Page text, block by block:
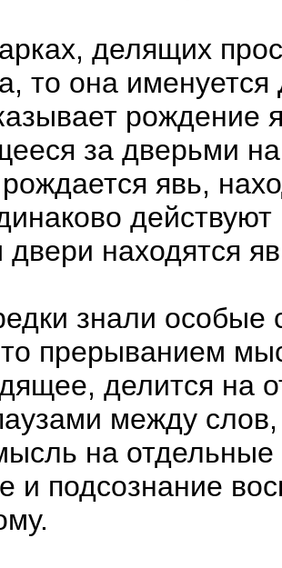
делящих
то она
рождение
за дверьми
явь,
двери находятся
знали особые
прерыванием
делится на
между
на
и подсознание